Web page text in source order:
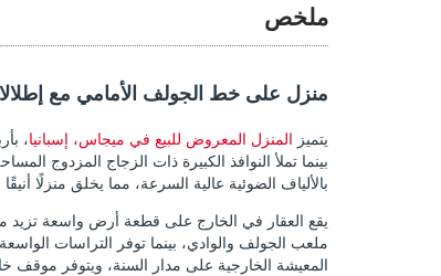
ملخص
منزل على خط الجولف الأمامي مع
يتميز المنزل المعروض للبيع في ميجاس، إسبانيا،
بينما تملأ النوافذ الكبيرة ذات الزجاج المزدوج
بالألياف الضوئية عالية السرعة، مما يخلق منزلًا أنيقًا
ملعب الجولف والوادي، بينما توفر التراسات
المعيشة الخارجية على مدار السنة، ويتوفر موقف